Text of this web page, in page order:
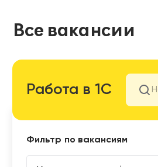
Все вакансии
Работа в 1С
Фильтр по вакансиям